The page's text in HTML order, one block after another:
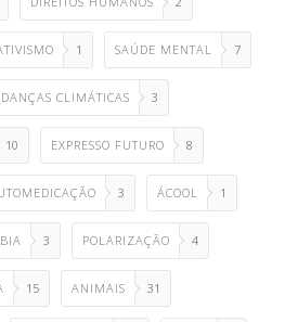
1 SAÚDE MENTAL 7
CLIMÁTICAS 3
10 EXPRESSO FUTURO 8
3 ÁCOOL 1
3 POLARIZAÇÃO 4
15 ANIMAIS 31